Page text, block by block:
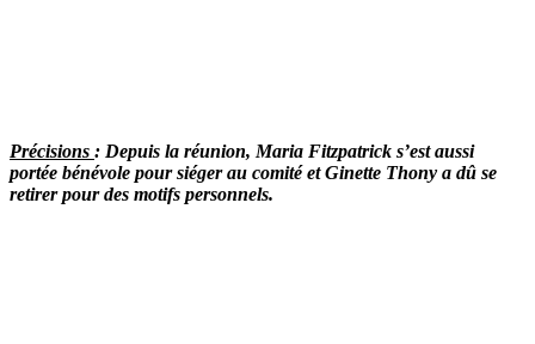
Précisions : Depuis la réunion, Maria Fitzpatrick s’est aussi
portée bénévole pour siéger au comité et Ginette Thony a dû se
retirer pour des motifs personnels.